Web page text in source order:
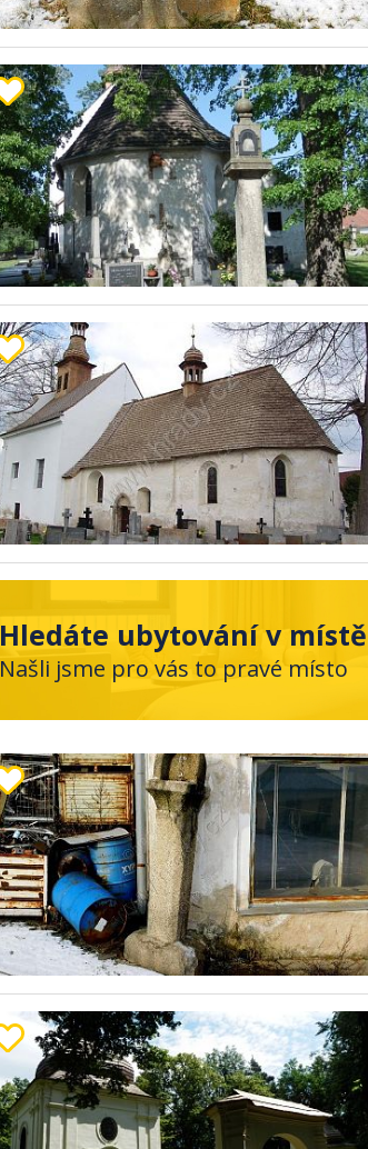
Hledáte ubytování v
Našli jsme pro vás to pravé místo